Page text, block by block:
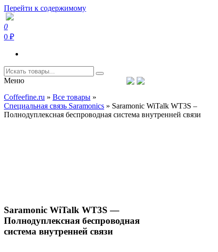
Перейти к содержимому
Coffeefine.ru
Интернет-магазин кофемашин и кофейной техники для дома
0
0 ₽
Меню
Coffeefine.ru » Все товары »
Специальная связь Saramonics » Saramonic WiTalk WT3S –
Полнодуплексная беспроводная система внутренней связи
Saramonic WiTalk WT3S —
Полнодуплексная беспроводная
система внутренней связи